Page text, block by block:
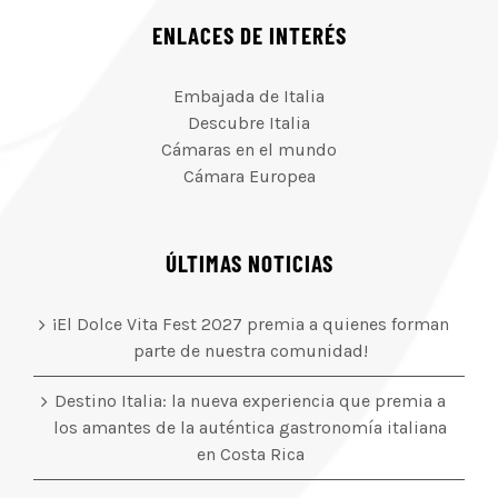
ENLACES DE INTERÉS
Embajada de Italia
Descubre Italia
Cámaras en el mundo
Cámara Europea
ÚLTIMAS NOTICIAS
¡El Dolce Vita Fest 2027 premia a quienes forman
parte de nuestra comunidad!
Destino Italia: la nueva experiencia que premia a
los amantes de la auténtica gastronomía italiana
en Costa Rica